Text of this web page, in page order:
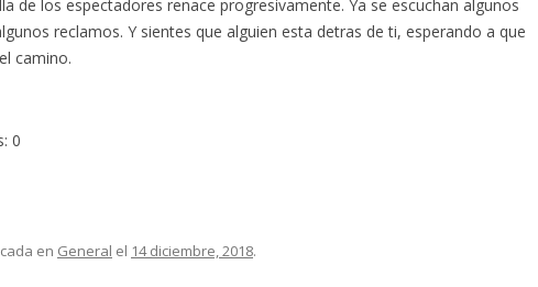
de los espectadores renace progresivamente. Ya se escuchan algunos
reclamos. Y sientes que alguien esta detras de ti, esperando a que
camino.
0
en General el 14 diciembre, 2018.